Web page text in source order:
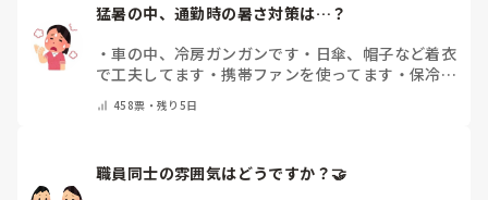
猛暑の中、通勤時の暑さ対策は…？
・車の中、冷房ガンガンです ・ 日傘、帽子など着衣
で工夫してます ・携帯ファンを使ってます ・ 保冷剤
ん ・その他（コメントで教えて下さい）
458票・残り5日
職員同士の雰囲気はどうですか？🤝